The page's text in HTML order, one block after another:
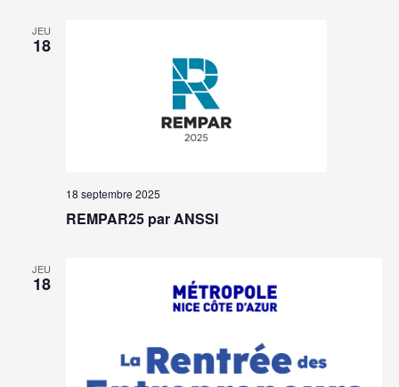
JEU
18
REMPAR25 par ANSSI
18 septembre 2025
JEU
18